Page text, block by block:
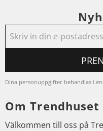
Dina personuppgifter behandlas i
Om Trendhuset
Välkommen till oss på